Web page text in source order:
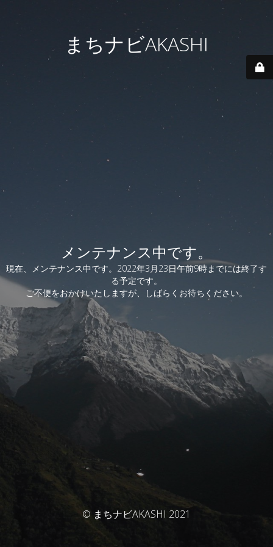
まちナビAKASHI
メンテナンス中です。
現在、メンテナンス中です。2022年3月23日午前9時までには終了す
る予定です。
ご不便をおかけいたしますが、しばらくお待ちください。
© まちナビAKASHI 2021